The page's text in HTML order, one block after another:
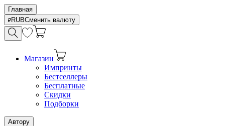
Главная
RUBСменить валюту
Магазин
Импринты
Бестселлеры
Бесплатные
Скидки
Подборки
Автору